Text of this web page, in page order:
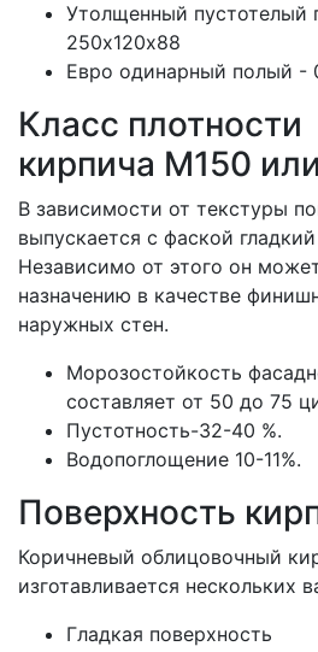
Утолщенный пустотелый
250х120х88
Евро одинарный полый -
Класс плотности
кирпича М150
В зависимости от текстуры
выпускается с фаской
Независимо от этого он
назначению в качестве
наружных стен.
Морозостойкость
составляет от 50 до 75
Пустотность-32-40 %.
Водопоглощение 10-11%.
Поверхность
Коричневый облицовочный
изготавливается нескольких
Гладкая поверхность